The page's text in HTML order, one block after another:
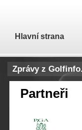
Hlavní strana
Zprávy z
Partneři